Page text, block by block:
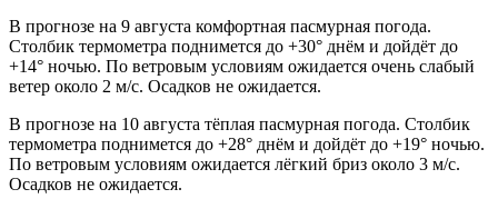
В прогнозе на 9 августа комфортная пасмурная погода.
Столбик термометра поднимется до +30° днём и дойдёт до
+14° ночью. По ветровым условиям ожидается очень слабый
ветер около 2 м/с. Осадков не ожидается.
В прогнозе на 10 августа тёплая пасмурная погода. Столбик
термометра поднимется до +28° днём и дойдёт до +19° ночью.
По ветровым условиям ожидается лёгкий бриз около 3 м/с.
Осадков не ожидается.